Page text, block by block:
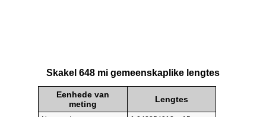
Skakel 648 mi gemeenskaplike lengtes
Eenhede van
meting
Lengtes